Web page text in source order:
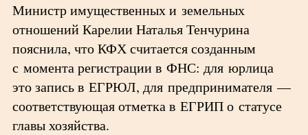
Министр имущественных и земельных
отношений Карелии Наталья Тенчурина
пояснила, что КФХ считается созданным
с момента регистрации в ФНС: для юрлица
это запись в ЕГРЮЛ, для предпринимателя —
соответствующая отметка в ЕГРИП о статусе
главы хозяйства.